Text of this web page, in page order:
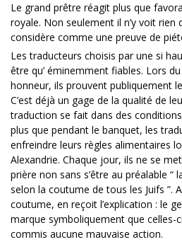
Le grand prêtre réagit plus que
royale. Non seulement il n’y voit rien
considère comme une preuve de
Les traducteurs choisis par une si
être qu’ éminemment fiables. Lors
honneur, ils prouvent publiquement
C’est déjà un gage de la qualité de
traduction se fait dans des
plus que pendant le banquet, les
enfreindre leurs règles alimentaires
Alexandrie. Chaque jour, ils ne se
prière non sans s’être au préalable “
selon la coutume de tous les Juifs ”.
coutume, en reçoit l’explication : le
marque symboliquement que celles-
commis aucune mauvaise action.